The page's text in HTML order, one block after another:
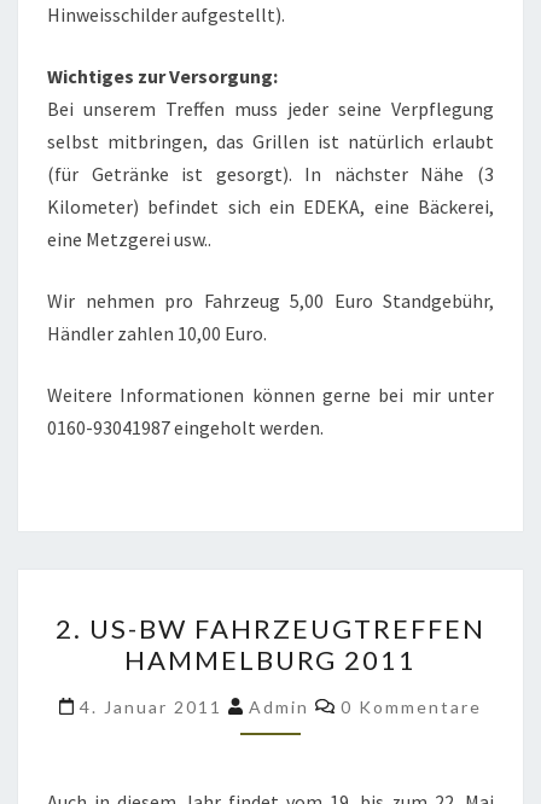
Hinweisschilder aufgestellt).
Wichtiges zur Versorgung:
Bei unserem Treffen muss jeder seine Verpflegung
selbst mitbringen, das Grillen ist natürlich erlaubt
(für Getränke ist gesorgt). In nächster Nähe (3
Kilometer) befindet sich ein EDEKA, eine Bäckerei,
eine Metzgerei usw..
Wir nehmen pro Fahrzeug 5,00 Euro Standgebühr,
Händler zahlen 10,00 Euro.
Weitere Informationen können gerne bei mir unter
0160-93041987 eingeholt werden.
US-
BW
FAHRZEUGTREFFEN
HAMMELBURG
2. US-BW FAHRZEUGTREFFEN
HAMMELBURG 2011
4. Januar 2011 Admin Kommentare
0 Kommentare